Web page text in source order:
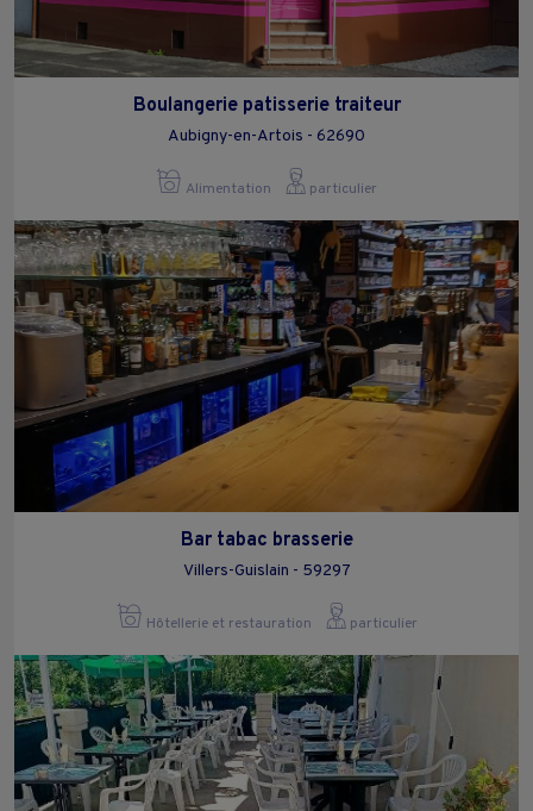
Boulangerie patisserie traiteur
Aubigny-en-Artois - 62690
Alimentation particulier
Bar tabac brasserie
Villers-Guislain - 59297
Hôtellerie et restauration particulier